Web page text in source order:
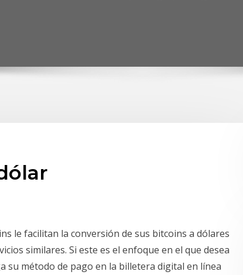
le facilitan la conversión de sus bitcoins a dólares
similares. Si este es el enfoque en el que desea
su método de pago en la billetera digital en línea